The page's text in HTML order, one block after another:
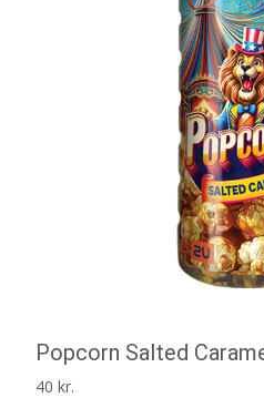
Popcorn Salted
40 kr.